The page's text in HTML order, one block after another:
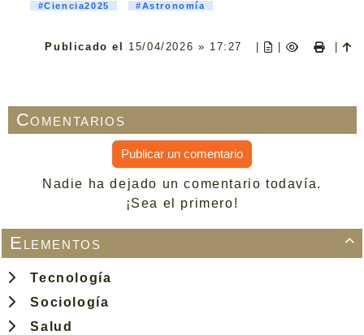

Elementos
Tecnología
Sociología
Salud
#Ciencia2025
#Astronomía
Publicado el 15/04/2026 » 17:27 |
Comentarios
Publicar un comentario
Nadie ha dejado un comentario todavía.
¡Sea el primero!